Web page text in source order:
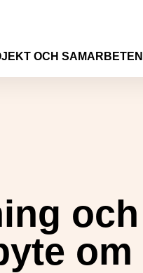
OCH SAMARBETEN
och
om